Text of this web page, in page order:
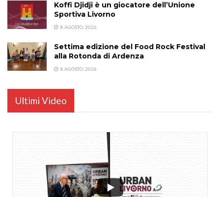
Koffi Djidji è un giocatore dell’Unione
Sportiva Livorno
8 AGOSTO, 2026
Settima edizione del Food Rock Festival
alla Rotonda di Ardenza
8 AGOSTO, 2026
Ultimi Video